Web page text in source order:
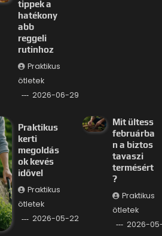
tippek a
hatékony
abb
reggeli
rutinhoz
Praktikus
ötletek
2026-06-29
Praktikus
kerti
megoldás
ok kevés
idővel
Praktikus
ötletek
2026-05-22
Mit ültess
februárba
n a biztos
tavaszi
termésért
?
Praktikus
ötletek
2026-